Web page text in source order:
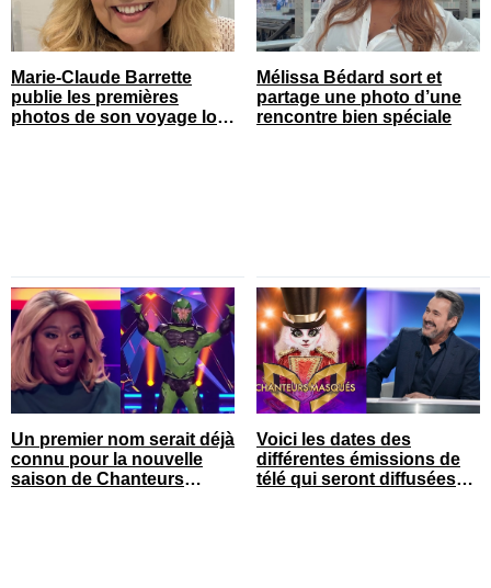
Marie-Claude Barrette
publie les premières
photos de son voyage loin
Mélissa Bédard sort et
partage une photo d’une
rencontre bien spéciale
Un premier nom serait déjà
connu pour la nouvelle
saison de Chanteurs
Voici les dates des
différentes émissions de
télé qui seront diffusées